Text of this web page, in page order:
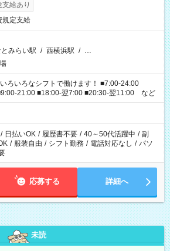
給あり
規定支給
みらい駅 / 西横浜駅 / …
ろいろなシフトで働けます！ ■7:00-24:00
21:00 ■18:00-翌7:00 ■20:30-翌11:00 など
/ 日払いOK / 履歴書不要 / 40～50代活躍中 / 副
/ 服装自由 / シフト勤務 / 電話対応なし / パソ
応募する 詳細へ
未読